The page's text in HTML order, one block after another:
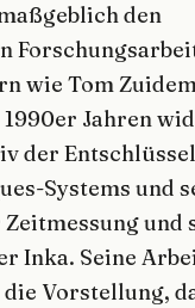
den
wie Tom
Jahren
der
Systems und
und
Inka. Seine
Vorstellung,